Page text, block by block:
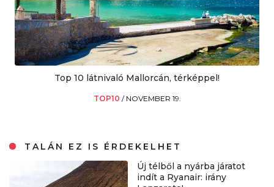
Top 10 látnivaló Mallorcán, térképpel!
TOP10 / NOVEMBER 19.
TALÁN EZ IS ÉRDEKELHET
Új télből a nyárba járatot
indít a Ryanair: irány